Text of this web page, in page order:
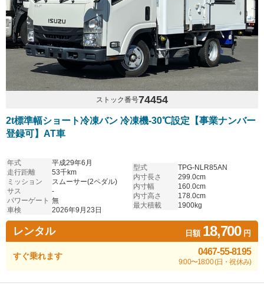
ストック番号74454
2t標準幅ショート冷凍バン 冷凍機-30℃設定【事業ナンバー
登録可】AT車
年式
平成29年6月
走行距離
53千km
ミッション
スムーサー(2ペダル)
サス
-
パワーゲート 無
車検
2026年9月23日
型式
TPG-NLR85AN
内寸長さ
299.0cm
内寸幅
160.0cm
内寸高さ
178.0cm
最大積載
1900kg
レンタル 日額 18,700円
すぐ乗れます 0467-55-8195
9:00〜18:00 (日・祝休み)